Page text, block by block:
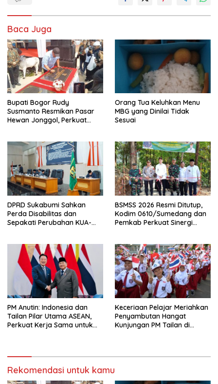
o
o
k
o
n
Baca Juga
Bupati Bogor Rudy
Susmanto Resmikan Pasar
Hewan Jonggol, Perkuat
Orang Tua Keluhkan Menu
MBG yang Dinilai Tidak
Sesuai
DPRD Sukabumi Sahkan
Perda Disabilitas dan
Sepakati Perubahan KUA-
BSMSS 2026 Resmi Ditutup,
Kodim 0610/Sumedang dan
Pemkab Perkuat Sinergi
PM Anutin: Indonesia dan
Tailan Pilar Utama ASEAN,
Perkuat Kerja Sama untuk
Keceriaan Pelajar Meriahkan
Penyambutan Hangat
Kunjungan PM Tailan di
Rekomendasi untuk kamu